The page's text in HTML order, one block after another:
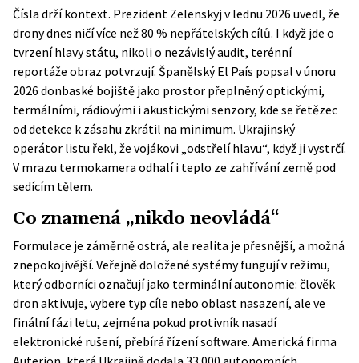
Čísla drží kontext. Prezident Zelenskyj v lednu 2026 uvedl, že
drony dnes ničí více než 80 % nepřátelských cílů. I když jde o
tvrzení hlavy státu, nikoli o nezávislý audit, terénní
reportáže obraz potvrzují. Španělský El País popsal v únoru
2026 donbaské bojiště jako prostor přeplněný optickými,
termálními, rádiovými i akustickými senzory, kde se řetězec
od detekce k zásahu zkrátil na minimum. Ukrajinský
operátor listu řekl, že vojákovi „odstřelí hlavu“, když ji vystrčí.
V mrazu termokamera odhalí i teplo ze zahřívání země pod
sedícím tělem.
Co znamená „nikdo neovládá“
Formulace je záměrně ostrá, ale realita je přesnější, a možná
znepokojivější. Veřejně doložené systémy fungují v režimu,
který odborníci označují jako terminální autonomie: člověk
dron aktivuje, vybere typ cíle nebo oblast nasazení, ale ve
finální fázi letu, zejména pokud protivník nasadí
elektronické rušení, přebírá řízení software. Americká firma